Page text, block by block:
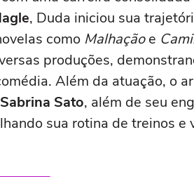
, Duda iniciou sua
como Malhaçãoe
produções,
Além da atuação, o
Sabrina Sato, além de seu
sua rotina de treinos e